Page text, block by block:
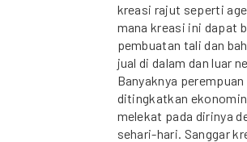
kreasi rajut seperti
mana kreasi ini dapat
pembuatan tali dan
jual di dalam dan luar
Banyaknya
ditingkatkan
melekat pada dirinya
sehari-hari. Sanggar